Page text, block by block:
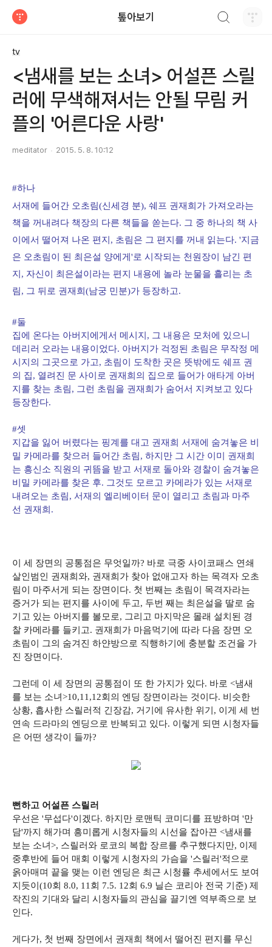
톺아보기
tv
<냄새를 보는 소녀> 어설픈 스릴
러에 무색해져서는 안될 무림 커
플의 '어른다운 사랑'
meditator 2015. 5. 8. 10:12
#하나
서재에 들어간 오초림(신세경 분), 쉐프 권재희가 가져오라는
책을 꺼내려다 책장의 다른 책들을 쏟는다. 그 중 하나의 책 사
이에서 떨어져 나온 편지, 초림은 그 편지를 꺼내 읽는다. '지금
은 오초림이 된 최은설 양에게'로 시작되는 천원장이 남긴 편
지, 자신이 최은설이라는 편지 내용에 놀라 눈물을 흘리는 초
림, 그 뒤로 권재희(남궁 민분)가 등장하고.
#둘
집에 온다는 아버지에게서 메시지, 그 내용은 모처에 있으니
데리러 오라는 내용이었다. 아버지가 걱정된 초림은 무작정 메
시지의 그곳으로 가고, 초림이 도착한 곳은 뜻밖에도 쉐프 권
의 집, 열려진 문 사이로 권재희의 집으로 들어가 애타게 아버
지를 찾는 초림, 그런 초림을 권재희가 숨어서 지켜보고 있다
등장한다.
#셋
지갑을 잃어 버렸다는 핑계를 대고 권재희 서재에 숨겨놓은 비
밀 카메라를 찾으러 들어간 초림, 하지만 그 시간 이미 권재희
는 흥신소 직원의 귀뜸을 받고 서재로 돌아와 경찰이 숨겨놓은
비밀 카메라를 찾은 후. 그것도 모르고 카메라가 있는 서재로
내려오는 초림, 서재의 엘리베이터 문이 열리고 초림과 마주
선 권재희.
이 세 장면의 공통점은 무엇일까? 바로 극중 사이코패스 연쇄
살인범인 권재희와, 권재희가 찾아 없애고자 하는 목격자 오초
림이 마주서게 되는 장면이다. 첫 번째는 초림이 목격자라는
증거가 되는 편지를 사이에 두고, 두번 째는 최은설을 딸로 숨
기고 있는 아버지를 볼모로, 그리고 마지막은 몰래 설치된 경
찰 카메라를 들키고. 권재희가 마음먹기에 따라 다음 장면 오
초림이 그의 숨겨진 하얀방으로 직행하기에 충분할 조건을 가
진 장면이다.
그런데 이 세 장면의 공통점이 또 한 가지가 있다. 바로 <냄새
를 보는 소녀>10,11,12회의 엔딩 장면이라는 것이다. 비슷한
상황, 흡사한 스릴러적 긴장감, 거기에 유사한 위기, 이게 세 번
연속 드라마의 엔딩으로 반복되고 있다. 이렇게 되면 시청자들
은 어떤 생각이 들까?
뻔하고 어설픈 스릴러
우선은 '무섭다'이겠다. 하지만 로맨틱 코미디를 표방하며 '만
담'까지 해가며 흥미롭게 시청자들의 시선을 잡아끈 <냄새를
보는 소녀>, 스릴러와 로코의 복합 장르를 추구했다지만, 이제
중후반에 들어 매회 이렇게 시청자의 가슴을 '스릴러'적으로
옭아매며 끝을 맺는 이런 엔딩은 최근 시청률 추세에서도 보여
지듯이(10회 8.0, 11회 7.5. 12회 6.9 닐슨 코리아 전국 기준) 제
작진의 기대와 달리 시청자들의 관심을 끌기엔 역부족으로 보
인다.
게다가, 첫 번째 장면에서 권재희 책에서 떨어진 편지를 무신